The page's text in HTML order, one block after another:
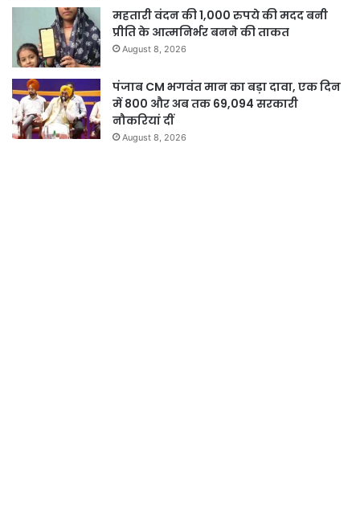
महतारी वंदन की 1,000 रुपये की मदद बनी
प्रीति के आत्मनिर्भर बनने की ताकत
August 8, 2026
पंजाब CM भगवंत मान का बड़ा दावा, एक दिन
में 800 और अब तक 69,094 सरकारी
नौकरियां दीं
August 8, 2026